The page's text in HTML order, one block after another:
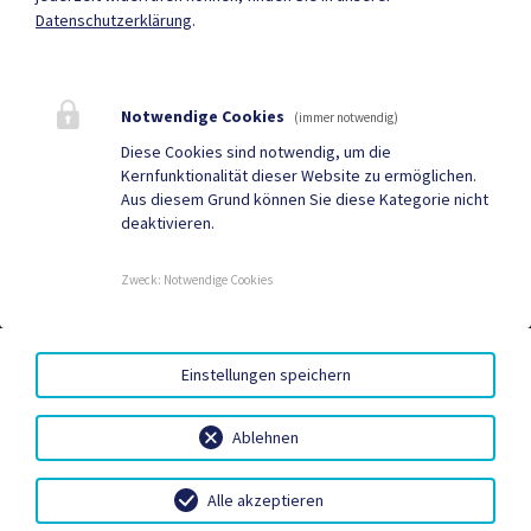
Quicklinks
Tourismus
Gemeindezeitung
AMTSSIGNATUR|BARRIEREFREIHEIT|DATENSCHUTZ|
SITEMAP|IMPRESSUM
Datenschutzerklärung.
Notwendige Cookies (immer notwendig)
Diese Cookies sind notwendig, um die
Kernfunktionalität dieser Website zu ermöglichen.
Aus diesem Grund können Sie diese Kategorie nicht
deaktivieren.
Zweck: Notwendige Cookies
Ablehnen
Einstellungen speichern
Alle akzeptieren